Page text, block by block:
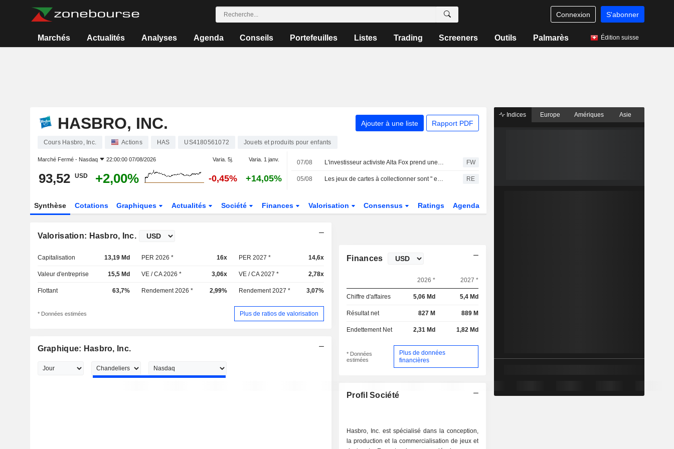
Connexion S'abonner
Marchés Actualités Analyses Agenda Conseils Portefeuilles Listes Trading Screeners Outils Palmarès Édition suisse
HASBRO, INC. Ajouter à une liste Rapport PDF
Cours Hasbro, Inc. Actions HAS US4180561072 Jouets et produits pour enfants
Marché Fermé - Nasdaq 22:00:00 07/08/2026 Varia. 5j. Varia. 1 janv.
93,52 USD +2,00% -0,45% +14,05%
07/08 L'investisseur activiste Alta Fox prend une participation dans Asmodee - Di FW
05/08 Les jeux de cartes à collectionner sont " extrêmement solides » et pérennes, selon le PDG d'Asmodee (4 août) RE
Synthèse Cotations Graphiques Actualités Société Finances Valorisation Consensus Ratings Agenda
Valorisation: Hasbro, Inc.
Capitalisation 13,19 Md PER 2026 * 16x PER 2027 * 14,6x
Valeur d'entreprise 15,5 Md VE / CA 2026 * 3,06x VE / CA 2027 * 2,78x
Flottant 63,7% Rendement 2026 * 2,99% Rendement 2027 * 3,07%
* Données estimées Plus de ratios de valorisation
Graphique: Hasbro, Inc.
Finances
2026 * 2027 *
Chiffre d'affaires 5,06 Md 5,4 Md
Résultat net 827 M 889 M
Endettement Net 2,31 Md 1,82 Md
* Données
estimées
Plus de données
financières
Profil Société
Hasbro, Inc. est spécialisé dans la conception,
la production et la commercialisation de jeux et
Indices Europe Amériques Asie